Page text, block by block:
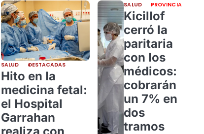
SALUD DESTACADAS
Hito en la
medicina fetal:
el Hospital
Garrahan
realiza con
SALUD PROVINCIA
Kicillof
cerró la
paritaria
con los
médicos:
cobrarán
un 7% en
dos
tramos